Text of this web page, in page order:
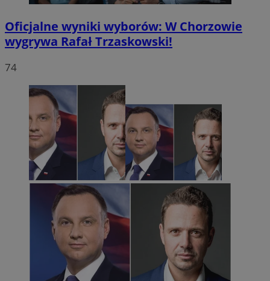
Oficjalne wyniki wyborów: W Chorzowie
wygrywa Rafał Trzaskowski!
74